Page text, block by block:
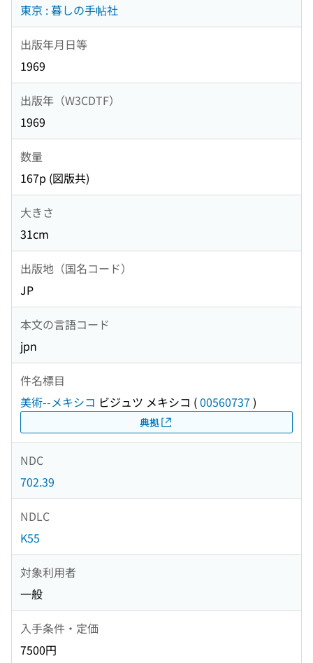
東京 : 暮しの手帖社
出版年月日等
1969
出版年（W3CDTF）
1969
数量
167p (図版共)
大きさ
31cm
出版地（国名コード）
JP
本文の言語コード
jpn
件名標目
美術--メキシコ ビジュツ メキシコ (00560737 )
典拠
NDC
702.39
NDLC
K55
対象利用者
一般
入手条件・定価
7500円